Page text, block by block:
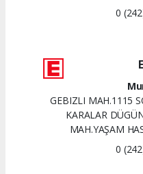
0
GEBIZLI MAH.1115
KARALAR
MAH.YAŞAM
0